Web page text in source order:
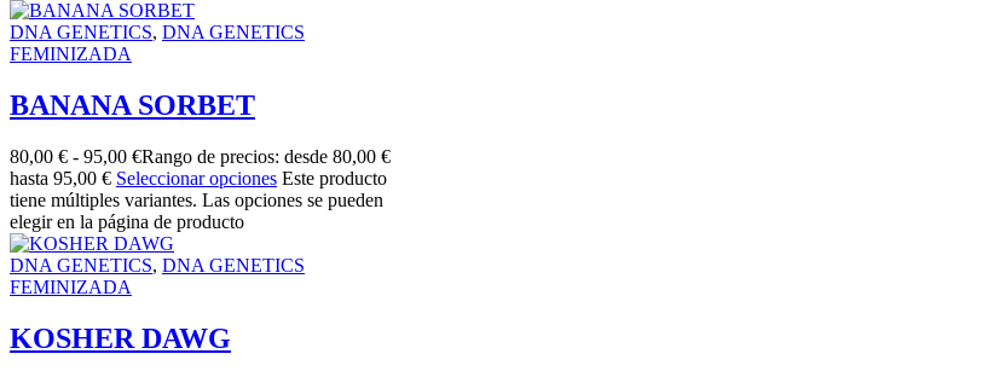
DNA GENETICS, DNA GENETICS
FEMINIZADA
BANANA SORBET
80,00 € - 95,00 €Rango de precios: desde 80,00 €
hasta 95,00 € Seleccionar opciones Este producto
tiene múltiples variantes. Las opciones se pueden
elegir en la página de producto
DNA GENETICS, DNA GENETICS
FEMINIZADA
KOSHER DAWG